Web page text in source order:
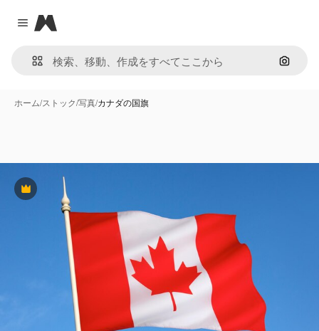
Close menu
Magnific
画像で
ホーム/ストック/写真/カナダの国旗
Premium